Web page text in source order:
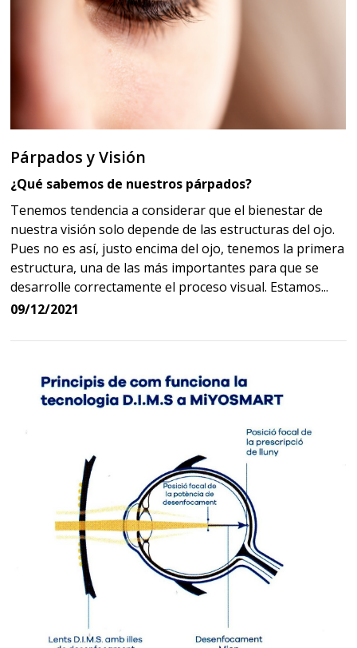
Párpados y Visión
¿Qué sabemos de nuestros párpados?
Tenemos tendencia a considerar que el bienestar de
nuestra visión solo depende de las estructuras del ojo.
Pues no es así, justo encima del ojo, tenemos la primera
estructura, una de las más importantes para que se
desarrolle correctamente el proceso visual. Estamos...
09/12/2021